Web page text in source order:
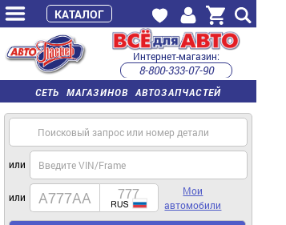
СЕТЬ МАГАЗИНОВ АВТОЗАПЧАСТЕЙ
Интернет-магазин:
8-800-333-07-90
часы работы с 9:00 до 22:00 (пн-пт)
или
или
Мои
автомобили
КАТАЛОГ